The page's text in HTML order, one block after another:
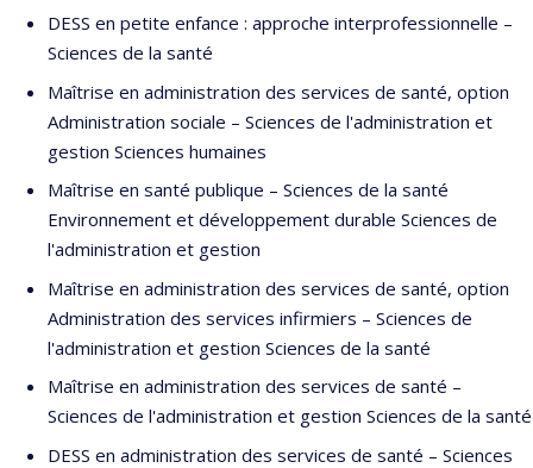
santé, les intérêts de recherche de Nathalie Clavel portent sur :
les innovations organisationnelles, l’implantation et l’évaluation
changement, la gestion de la qualité et la sécurité des soins et
des services, l’engagement des patients et des familles et la
responsabilité environnementale des établissements de santé.
Sa programmation de recherche pour les années à venir étudiera
l’implantation d’innovations organisationnelles en milieu
hospitalier au service de l’amélioration de la qualité, de la
sécurité et de l’efficience des soins et des services.
DESS en petite enfance : approche interprofessionnelle –
Sciences de la santé
Maîtrise en administration des services de santé, option
Administration sociale – Sciences de l'administration et
gestion Sciences humaines
Maîtrise en santé publique – Sciences de la santé
Environnement et développement durable Sciences de
l'administration et gestion
Maîtrise en administration des services de santé, option
Administration des services infirmiers – Sciences de
l'administration et gestion Sciences de la santé
Maîtrise en administration des services de santé –
Sciences de l'administration et gestion Sciences de la santé
DESS en administration des services de santé – Sciences